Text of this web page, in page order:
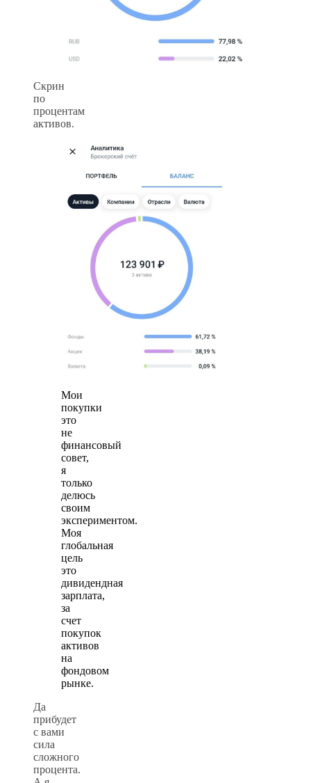
Скрин
по
процентам
активов.
Мои
покупки
это
не
финансовый
совет,
я
только
делюсь
своим
экспериментом.
Моя
глобальная
цель
это
дивидендная
зарплата,
за
счет
покупок
активов
на
фондовом
рынке.
Да
прибудет
с вами
сила
сложного
процента.